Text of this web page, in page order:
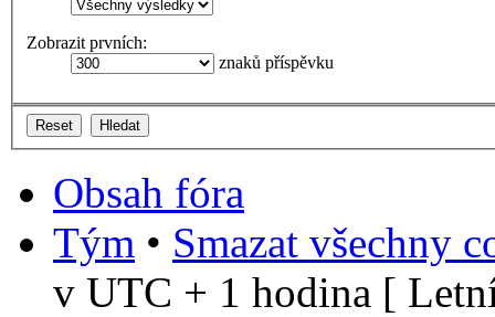
Zobrazit prvních:
znaků příspěvku
Obsah fóra
Tým • Smazat všechny
v UTC + 1 hodina [